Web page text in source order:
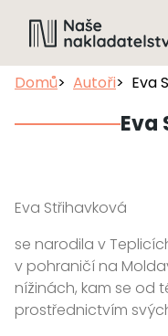
Domů Autoři Eva
Eva
Eva Střihavková
se narodila v
v pohraničí na
nížinách, kam se od
prostřednictvím